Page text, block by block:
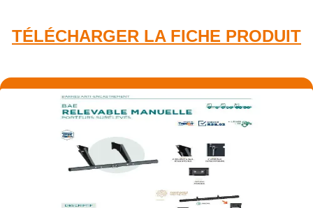
TÉLÉCHARGER LA FICHE PRODUIT​